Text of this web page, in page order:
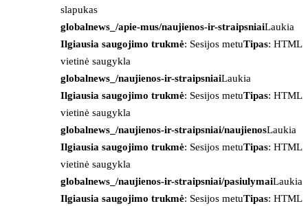
slapukas
globalnews_/apie-mus/naujienos-ir-straipsniaiLaukia
Ilgiausia saugojimo trukmė: Sesijos metuTipas: HTML
vietinė saugykla
globalnews_/naujienos-ir-straipsniaiLaukia
Ilgiausia saugojimo trukmė: Sesijos metuTipas: HTML
vietinė saugykla
globalnews_/naujienos-ir-straipsniai/naujienosLaukia
Ilgiausia saugojimo trukmė: Sesijos metuTipas: HTML
vietinė saugykla
globalnews_/naujienos-ir-straipsniai/pasiulymaiLaukia
Ilgiausia saugojimo trukmė: Sesijos metuTipas: HTML